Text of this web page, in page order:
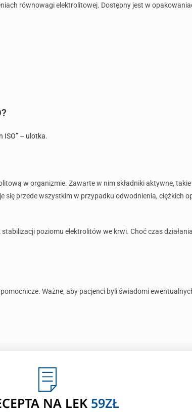
równowagi elektrolitowej. Dostępny jest w
ISO” – ulotka.
w organizmie. Zawarte w nim składniki aktywne,
przede wszystkim w przypadku odwodnienia, ciężkich
poziomu elektrolitów we krwi. Choć czas
Ważne, aby pacjenci byli świadomi
NA LEK 59ZŁ